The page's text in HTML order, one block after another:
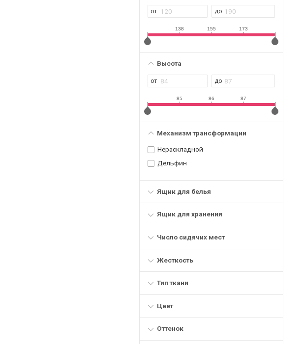
138 155 173
Высота
85 86 87
Механизм трансформации
Нераскладной
Дельфин
Ящик для белья
Ящик для хранения
Число сидячих мест
Жесткость
Тип ткани
Цвет
Оттенок